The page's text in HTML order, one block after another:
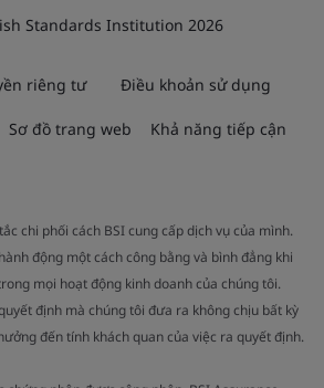
Standards Institution 2026
riêng tư Điều khoản sử dụng
Sơ đồ trang web Khả năng tiếp cận
chi phối cách BSI cung cấp dịch vụ của mình.
động một cách công bằng và bình đẳng khi
mọi hoạt động kinh doanh của chúng tôi.
định mà chúng tôi đưa ra không chịu bất kỳ
đến tính khách quan của việc ra quyết định.